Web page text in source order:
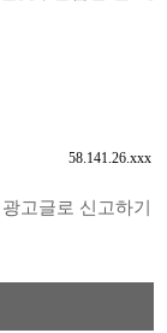
58.141.26.xxx
고글로 신고하기